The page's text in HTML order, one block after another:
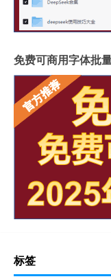
免费可商用字体批
标签